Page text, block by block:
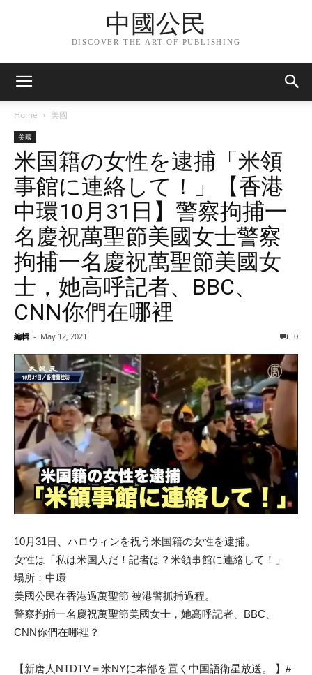
中國公民
DISCOVER THE ART OF PUBLISHING
Home 美國
美國
米国籍の女性を逮捕「米領
事館に連絡して！」【香港
中環10月31日】警察拘捕一
名慶祝萬聖節美國女士警察
拘捕一名慶祝萬聖節美國女
士，她高呼記者、BBC、
CNN你們在哪裡
編輯 - May 12, 2021 0
10月31日、ハロウィンを祝う米国籍の女性を逮捕。
女性は「私は米国人だ！記者は？米領事館に連絡して！」
場所：中環
美國公民在香港過萬聖節 被港警抓捕過程。
警察拘捕一名慶祝萬聖節美國女士，她高呼記者、BBC、
CNN你們在哪裡？
【新唐人NTDTV＝米NYに本部を置く中国語衛星放送。 】#